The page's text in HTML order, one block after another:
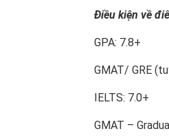
Điều kiện về
GPA: 7.8+
GMAT/ GRE
IELTS: 7.0+
GMAT –